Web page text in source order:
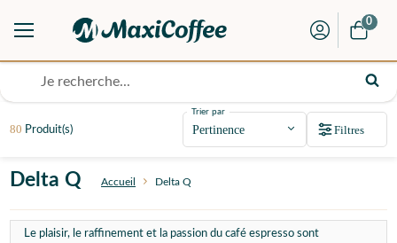
0
Delta Q Accueil Delta Q
Le plaisir, le raffinement et la passion du café espresso sont
80 Produit(s)
Trier par
Filtres